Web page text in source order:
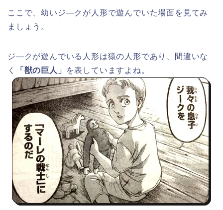
ここで、幼いジ―クが人形で遊んでいた場面を見てみ
ましょう。
ジ―クが遊んでいる人形は猿の人形であり、間違いな
く
「獣の巨人」 を表していますよね。